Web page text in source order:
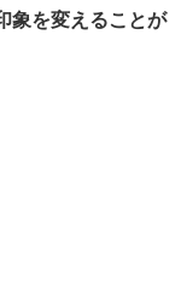
象を変えることが